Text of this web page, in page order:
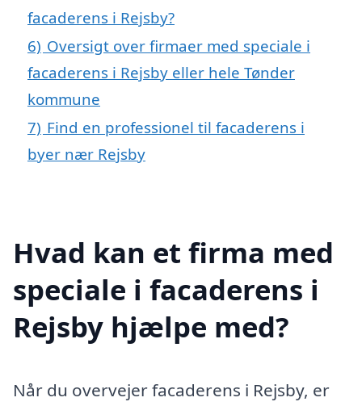
facaderens i Rejsby?
6) Oversigt over firmaer med speciale i
facaderens i Rejsby eller hele Tønder
kommune
7) Find en professionel til facaderens i
byer nær Rejsby
Hvad kan et firma med
speciale i facaderens i
Rejsby hjælpe med?
Når du overvejer facaderens i Rejsby, er